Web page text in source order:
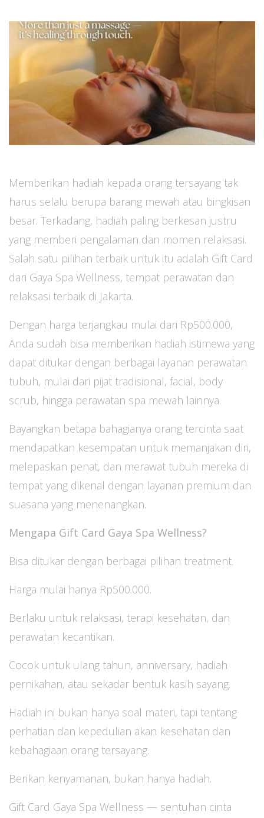
Memberikan hadiah kepada orang tersayang tak
harus selalu berupa barang mewah atau bingkisan
besar. Terkadang, hadiah paling berkesan justru
yang memberi pengalaman dan momen relaksasi.
Salah satu pilihan terbaik untuk itu adalah Gift Card
dari Gaya Spa Wellness, tempat perawatan dan
relaksasi terbaik di Jakarta.
Dengan harga terjangkau mulai dari Rp500.000,
Anda sudah bisa memberikan hadiah istimewa yang
dapat ditukar dengan berbagai layanan perawatan
tubuh, mulai dari pijat tradisional, facial, body
scrub, hingga perawatan spa mewah lainnya.
Bayangkan betapa bahagianya orang tercinta saat
mendapatkan kesempatan untuk memanjakan diri,
melepaskan penat, dan merawat tubuh mereka di
tempat yang dikenal dengan layanan premium dan
suasana yang menenangkan.
Mengapa Gift Card Gaya Spa Wellness?
Bisa ditukar dengan berbagai pilihan treatment.
Harga mulai hanya Rp500.000.
Berlaku untuk relaksasi, terapi kesehatan, dan
perawatan kecantikan.
Cocok untuk ulang tahun, anniversary, hadiah
pernikahan, atau sekadar bentuk kasih sayang.
Hadiah ini bukan hanya soal materi, tapi tentang
perhatian dan kepedulian akan kesehatan dan
kebahagiaan orang tersayang.
Berikan kenyamanan, bukan hanya hadiah.
Gift Card Gaya Spa Wellness — sentuhan cinta